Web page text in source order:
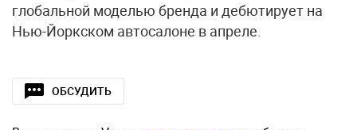
глобальной моделью бренда и дебютирует на
Нью-Йоркском автосалоне в апреле.
ОБСУДИТЬ